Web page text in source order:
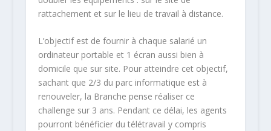
rattachement et sur le lieu de travail à distance.
L’objectif est de fournir à chaque salarié un
ordinateur portable et 1 écran aussi bien à
domicile que sur site. Pour atteindre cet objectif,
sachant que 2/3 du parc informatique est à
renouveler, la Branche pense réaliser ce
challenge sur 3 ans. Pendant ce délai, les agents
pourront bénéficier du télétravail y compris